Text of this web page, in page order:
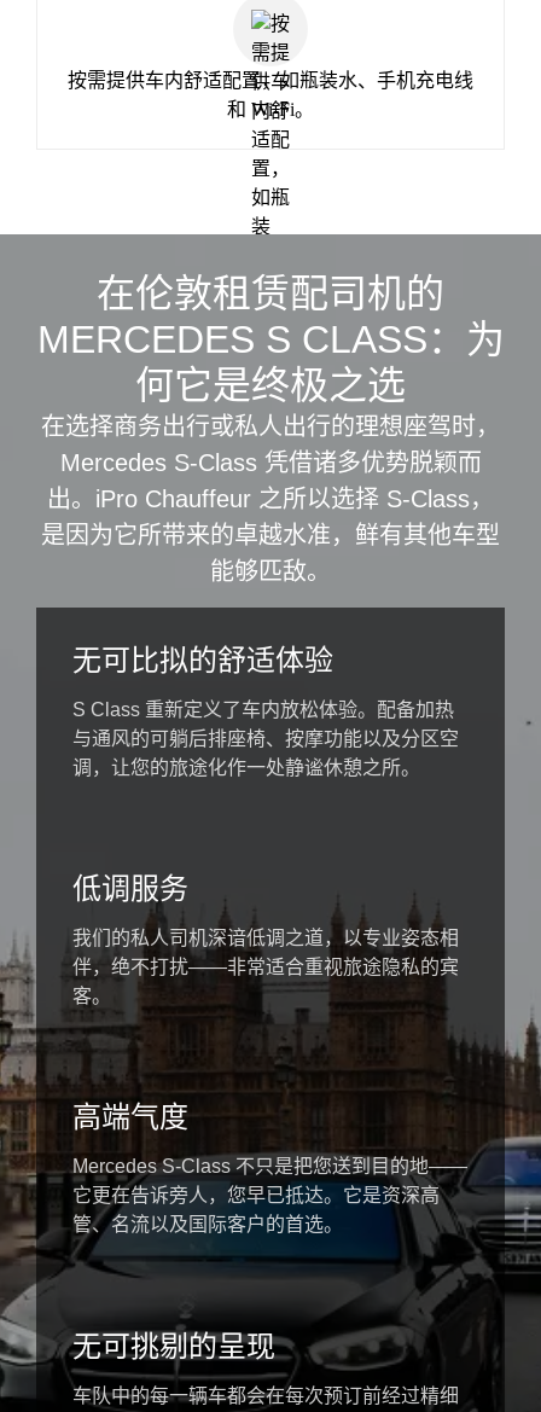
按需提供车内舒适配置，如瓶装水、手机充电线
和 Wi‑Fi。
在伦敦租赁配司机的
MERCEDES S CLASS：为
何它是终极之选
在选择商务出行或私人出行的理想座驾时，
Mercedes S-Class 凭借诸多优势脱颖而
出。iPro Chauffeur 之所以选择 S-Class，
是因为它所带来的卓越水准，鲜有其他车型
能够匹敌。
无可比拟的舒适体验
S Class 重新定义了车内放松体验。配备加热
与通风的可躺后排座椅、按摩功能以及分区空
调，让您的旅途化作一处静谧休憩之所。
低调服务
我们的私人司机深谙低调之道，以专业姿态相
伴，绝不打扰——非常适合重视旅途隐私的宾
客。
高端气度
Mercedes S-Class 不只是把您送到目的地——
它更在告诉旁人，您早已抵达。它是资深高
管、名流以及国际客户的首选。
无可挑剔的呈现
车队中的每一辆车都会在每次预订前经过精细